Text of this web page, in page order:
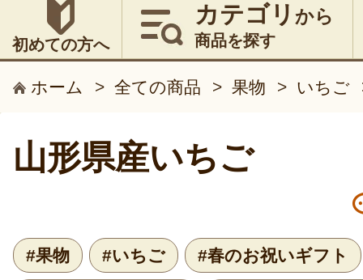
初めての方へ
カテゴリ から
商品を探す
ホーム > 全ての商品 > 果物 > いちご
山形県産いちご
#果物 #いちご #春のお祝いギフト